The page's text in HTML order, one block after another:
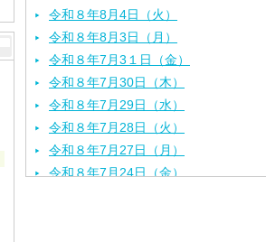
令和８年8月4日（火）
令和８年8月3日（月）
令和８年7月3１日（金）
令和８年7月30日（木）
令和８年7月29日（水）
令和８年7月28日（火）
令和８年7月27日（月）
令和８年7月24日（金）